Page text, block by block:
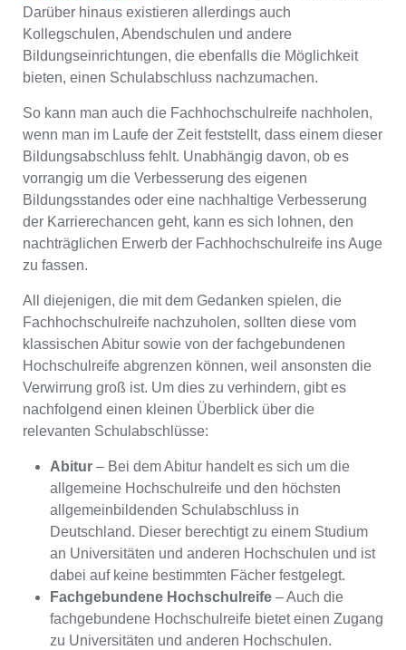
Darüber hinaus existieren allerdings auch
Kollegschulen, Abendschulen und andere
Bildungseinrichtungen, die ebenfalls die Möglichkeit
bieten, einen Schulabschluss nachzumachen.
So kann man auch die Fachhochschulreife nachholen,
wenn man im Laufe der Zeit feststellt, dass einem dieser
Bildungsabschluss fehlt. Unabhängig davon, ob es
vorrangig um die Verbesserung des eigenen
Bildungsstandes oder eine nachhaltige Verbesserung
der Karrierechancen geht, kann es sich lohnen, den
nachträglichen Erwerb der Fachhochschulreife ins Auge
zu fassen.
All diejenigen, die mit dem Gedanken spielen, die
Fachhochschulreife nachzuholen, sollten diese vom
klassischen Abitur sowie von der fachgebundenen
Hochschulreife abgrenzen können, weil ansonsten die
Verwirrung groß ist. Um dies zu verhindern, gibt es
nachfolgend einen kleinen Überblick über die
relevanten Schulabschlüsse:
Abitur – Bei dem Abitur handelt es sich um die
allgemeine Hochschulreife und den höchsten
allgemeinbildenden Schulabschluss in
Deutschland. Dieser berechtigt zu einem Studium
an Universitäten und anderen Hochschulen und ist
dabei auf keine bestimmten Fächer festgelegt.
Fachgebundene Hochschulreife – Auch die
fachgebundene Hochschulreife bietet einen Zugang
zu Universitäten und anderen Hochschulen.